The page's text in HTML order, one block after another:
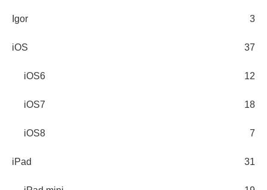
Igor 3
iOS 37
iOS6 12
iOS7 18
iOS8 7
iPad 31